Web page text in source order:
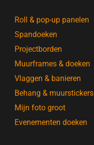
Roll & pop-up panelen
Spandoeken
Projectborden
Muurframes & doeken
Vlaggen & banieren
Behang & muurstickers
Mijn foto groot
Evenementen doeken